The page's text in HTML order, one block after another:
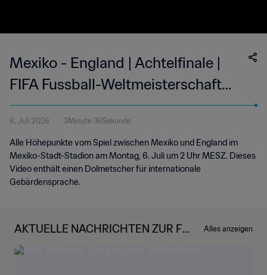
Mexiko - England | Achtelfinale |
FIFA Fussball-Weltmeisterschaft
2026™ | Highlights | Internationale
Gebärdensprache (IS)
6. Juli 2026 3Minute 36Sekunde
Alle Höhepunkte vom Spiel zwischen Mexiko und England im
Mexiko-Stadt-Stadion am Montag, 6. Juli um 2 Uhr MESZ. Dieses
Video enthält einen Dolmetscher für internationale
Gebärdensprache.
AKTUELLE NACHRICHTEN ZUR FIF
A FUSSBALL-WELTMEISTERSCHA
FT 2026™
Alles anzeigen